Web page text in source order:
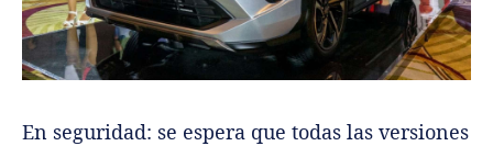
En seguridad: se espera que todas las versiones